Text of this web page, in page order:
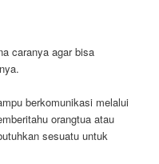
caranya agar bisa
berkomunikasi melalui
orangtua atau
sesuatu untuk